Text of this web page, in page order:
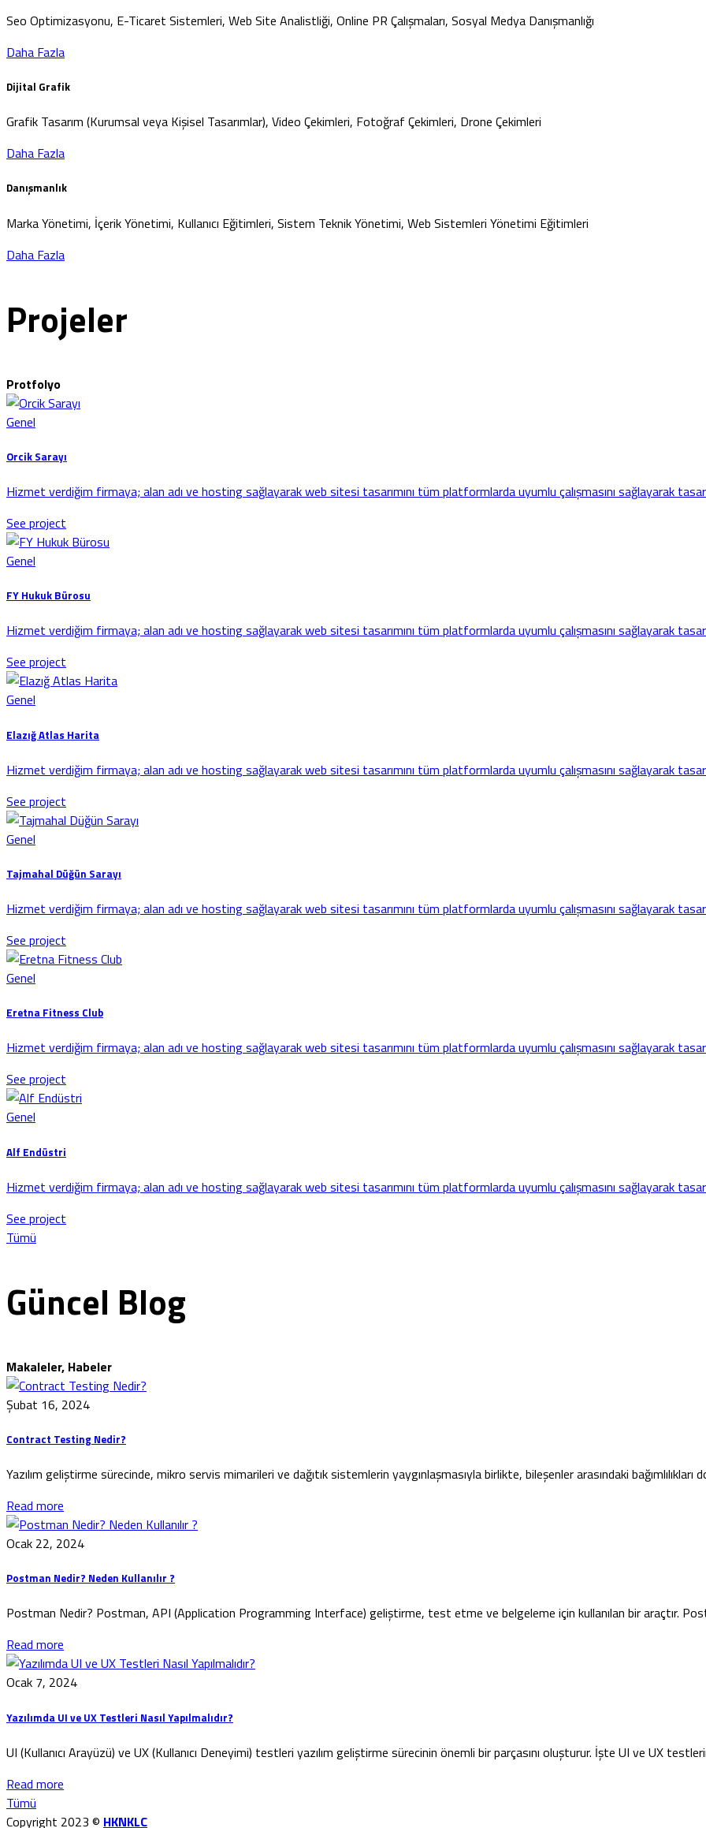
Seo Optimizasyonu, E-Ticaret Sistemleri, Web Site Analistliği, Online PR Çalışmaları, Sosyal Medya Danışmanlığı
Daha Fazla
Dijital Grafik
Grafik Tasarım (Kurumsal veya Kişisel Tasarımlar), Video Çekimleri, Fotoğraf Çekimleri, Drone Çekimleri
Daha Fazla
Danışmanlık
Marka Yönetimi, İçerik Yönetimi, Kullanıcı Eğitimleri, Sistem Teknik Yönetimi, Web Sistemleri Yönetimi Eğitimleri
Daha Fazla
Projeler
Protfolyo
Genel
Orcik Sarayı
Hizmet verdiğim firmaya; alan adı ve hosting sağlayarak web sitesi tasarımını tüm platformlarda uyumlu çalışmasını sağlayarak
See project
Genel
FY Hukuk Bürosu
Hizmet verdiğim firmaya; alan adı ve hosting sağlayarak web sitesi tasarımını tüm platformlarda uyumlu çalışmasını sağlayarak
See project
Genel
Elazığ Atlas Harita
Hizmet verdiğim firmaya; alan adı ve hosting sağlayarak web sitesi tasarımını tüm platformlarda uyumlu çalışmasını sağlayarak
See project
Genel
Tajmahal Düğün Sarayı
Hizmet verdiğim firmaya; alan adı ve hosting sağlayarak web sitesi tasarımını tüm platformlarda uyumlu çalışmasını sağlayarak
See project
Genel
Eretna Fitness Club
Hizmet verdiğim firmaya; alan adı ve hosting sağlayarak web sitesi tasarımını tüm platformlarda uyumlu çalışmasını sağlayarak
See project
Genel
Alf Endüstri
Hizmet verdiğim firmaya; alan adı ve hosting sağlayarak web sitesi tasarımını tüm platformlarda uyumlu çalışmasını sağlayarak
See project
Tümü
Güncel Blog
Makaleler, Habeler
Şubat 16, 2024
Contract Testing Nedir?
Yazılım geliştirme sürecinde, mikro servis mimarileri ve dağıtık sistemlerin yaygınlaşmasıyla birlikte, bileşenler arasındaki
Read more
Ocak 22, 2024
Postman Nedir? Neden Kullanılır ?
Postman Nedir? Postman, API (Application Programming Interface) geliştirme, test etme ve belgeleme için kullanılan bir araçtır.
Read more
Ocak 7, 2024
Yazılımda UI ve UX Testleri Nasıl Yapılmalıdır?
UI (Kullanıcı Arayüzü) ve UX (Kullanıcı Deneyimi) testleri yazılım geliştirme sürecinin önemli bir parçasını oluşturur. İşte UI ve UX
Read more
Tümü
Copyright 2023 © HKNKLC